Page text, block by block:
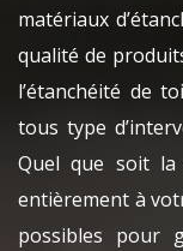
matériaux
qualité de
l’étanchéité de
tous type
Quel que soit
entièrement à
possibles pour